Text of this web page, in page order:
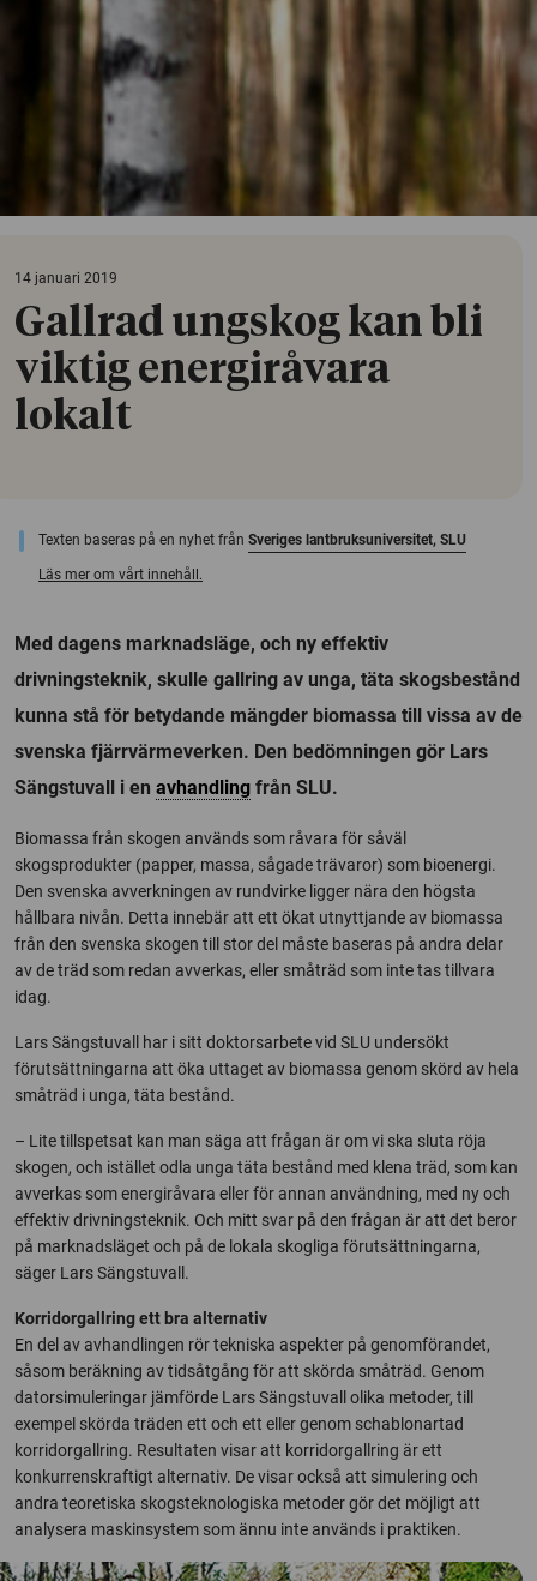
14 januari 2019
Gallrad ungskog kan bli
viktig energiråvara
lokalt
Texten baseras på en nyhet från Sveriges lantbruksuniversitet, SLU
Läs mer om vårt innehåll.
Med dagens marknadsläge, och ny effektiv
drivningsteknik, skulle gallring av unga, täta skogsbestånd
kunna stå för betydande mängder biomassa till vissa av de
svenska fjärrvärmeverken. Den bedömningen gör Lars
Sängstuvall i en avhandling från SLU.
Biomassa från skogen används som råvara för såväl
skogsprodukter (papper, massa, sågade trävaror) som bioenergi.
Den svenska avverkningen av rundvirke ligger nära den högsta
hållbara nivån. Detta innebär att ett ökat utnyttjande av biomassa
från den svenska skogen till stor del måste baseras på andra delar
av de träd som redan avverkas, eller småträd som inte tas tillvara
idag.
Lars Sängstuvall har i sitt doktorsarbete vid SLU undersökt
förutsättningarna att öka uttaget av biomassa genom skörd av hela
småträd i unga, täta bestånd.
– Lite tillspetsat kan man säga att frågan är om vi ska sluta röja
skogen, och istället odla unga täta bestånd med klena träd, som kan
avverkas som energiråvara eller för annan användning, med ny och
effektiv drivningsteknik. Och mitt svar på den frågan är att det beror
på marknadsläget och på de lokala skogliga förutsättningarna,
säger Lars Sängstuvall.
Korridorgallring ett bra alternativ
En del av avhandlingen rör tekniska aspekter på genomförandet,
såsom beräkning av tidsåtgång för att skörda småträd. Genom
datorsimuleringar jämförde Lars Sängstuvall olika metoder, till
exempel skörda träden ett och ett eller genom schablonartad
korridorgallring. Resultaten visar att korridorgallring är ett
konkurrenskraftigt alternativ. De visar också att simulering och
andra teoretiska skogsteknologiska metoder gör det möjligt att
analysera maskinsystem som ännu inte används i praktiken.